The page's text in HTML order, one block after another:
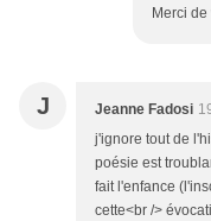
Merci
J Jeanne Fadosi
j'ignore tout de
poésie est
fait l'enfance
cette<br />